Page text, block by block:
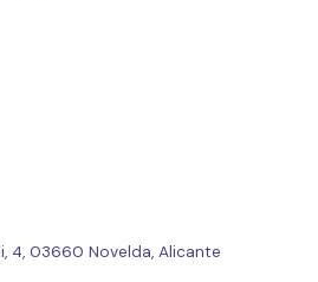
4, 03660 Novelda, Alicante